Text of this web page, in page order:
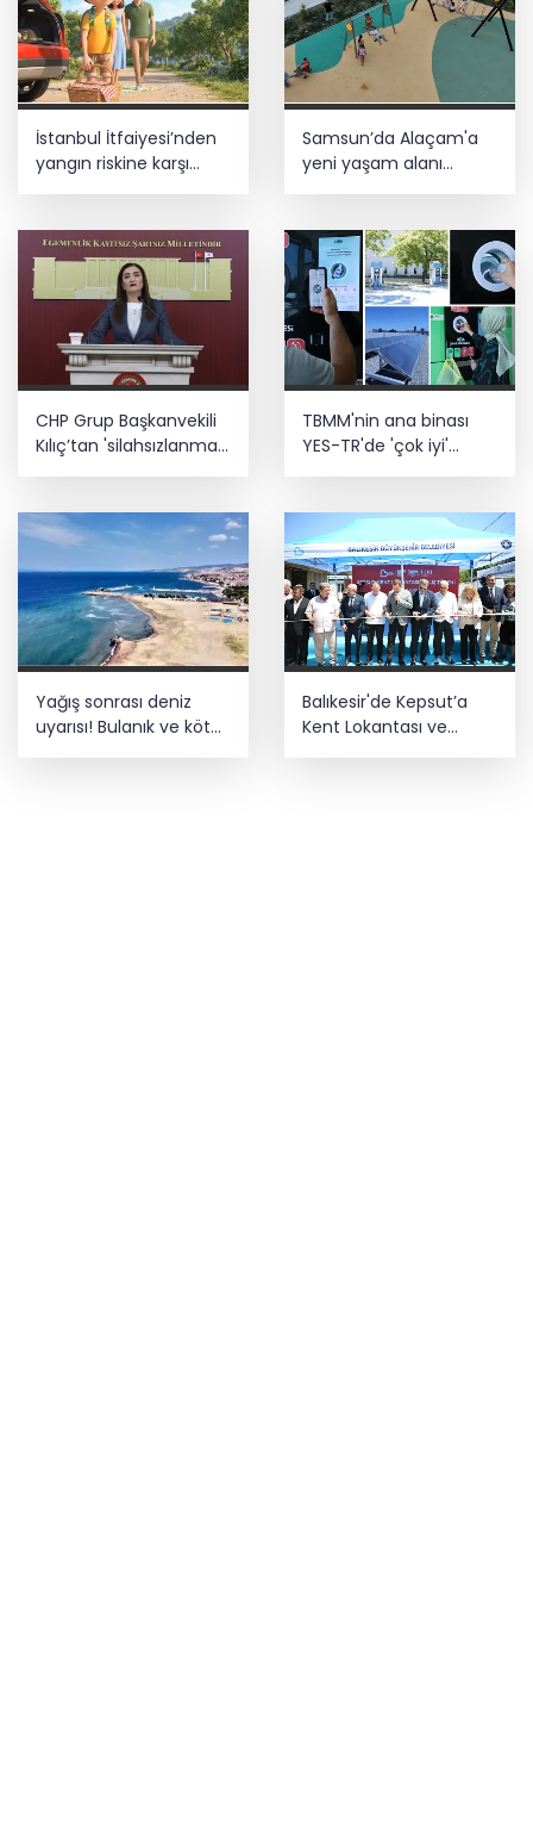
İstanbul İtfaiyesi’nden
yangın riskine karşı
videolu uyarı
Samsun’da Alaçam'a
yeni yaşam alanı
kazandırıldı
CHP Grup Başkanvekili
Kılıç’tan 'silahsızlanma'
TBMM'nin ana binası
YES-TR'de 'çok iyi'
Yağış sonrası deniz
uyarısı! Bulanık ve kötü
kokulu suda yüzmeyin
Balıkesir'de Kepsut’a
Kent Lokantası ve
altyapı desteği